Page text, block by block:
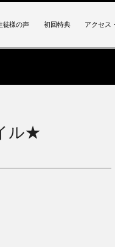
徒様の声 初回特典 アクセス
ル★